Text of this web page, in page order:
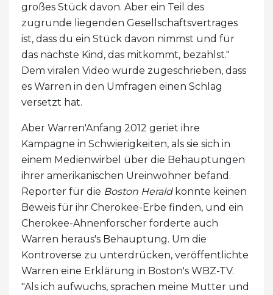
großes Stück davon. Aber ein Teil des
zugrunde liegenden Gesellschaftsvertrages
ist, dass du ein Stück davon nimmst und für
das nächste Kind, das mitkommt, bezahlst."
Dem viralen Video wurde zugeschrieben, dass
es Warren in den Umfragen einen Schlag
versetzt hat.
Aber Warren'Anfang 2012 geriet ihre
Kampagne in Schwierigkeiten, als sie sich in
einem Medienwirbel über die Behauptungen
ihrer amerikanischen Ureinwohner befand.
Reporter für die Boston Heraldkonnte keinen
Beweis für ihr Cherokee-Erbe finden, und ein
Cherokee-Ahnenforscher forderte auch
Warren heraus's Behauptung. Um die
Kontroverse zu unterdrücken, veröffentlichte
Warren eine Erklärung in Boston's WBZ-TV.
"Als ich aufwuchs, sprachen meine Mutter und